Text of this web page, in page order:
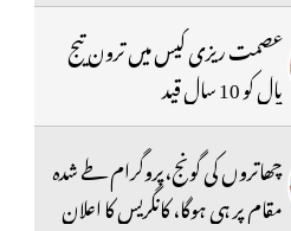
عصمت ریزی کیس میں ترون تیج
پال کو 10 سال قید
چھاتروں کی گونج،پروگرام طے شدہ
مقام پر ہی ہوگا، کانگریس کا اعلان